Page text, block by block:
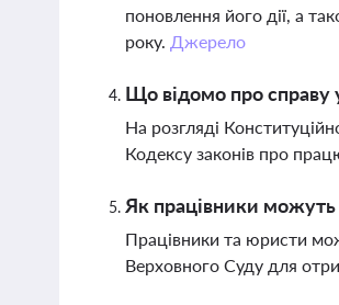
поновлення його дії, а
року. Джерело
Що відомо про справу
На розгляді
Кодексу законів про
Як працівники
Працівники та юристи
Верховного Суду для